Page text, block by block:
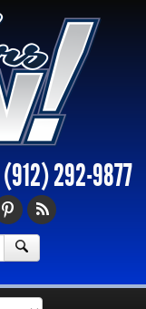
(912) 292-9877